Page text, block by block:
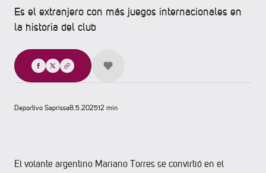
Es el extranjero con más juegos internacionales en
la historia del club
Compartir
Deportivo Saprissa8.5.202512 min
El volante argentino Mariano Torres se convirtió en el